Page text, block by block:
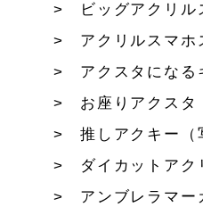
ビッグアクリル
アクリルスマホ
アクスタになる
お座りアクスタ
推しアクキー（
ダイカットアク
アンブレラマー